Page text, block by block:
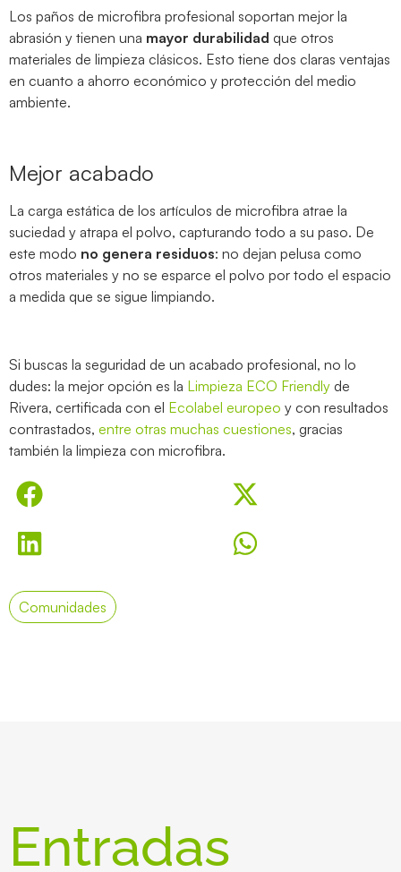
Los paños de microfibra profesional soportan mejor la
abrasión y tienen una mayor durabilidad que otros
materiales de limpieza clásicos. Esto tiene dos claras ventajas
en cuanto a ahorro económico y protección del medio
ambiente.
Mejor acabado
La carga estática de los artículos de microfibra atrae la
suciedad y atrapa el polvo, capturando todo a su paso. De
este modo no genera residuos: no dejan pelusa como
otros materiales y no se esparce el polvo por todo el espacio
a medida que se sigue limpiando.
Si buscas la seguridad de un acabado profesional, no lo
dudes: la mejor opción es la Limpieza ECO Friendly de
Rivera, certificada con el Ecolabel europeo y con resultados
contrastados, entre otras muchas cuestiones, gracias
también la limpieza con microfibra.
Comunidades
Entradas